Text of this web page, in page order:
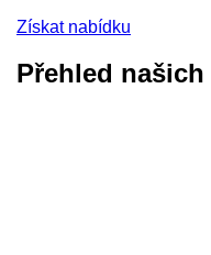
Získat nabídku
Přehled